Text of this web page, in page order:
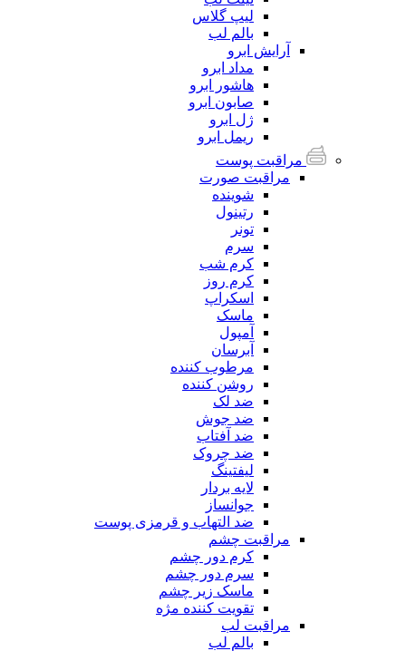
لیپ گلاس
بالم لب
آرایش ابرو
مداد ابرو
هاشور ابرو
صابون ابرو
ژل ابرو
ریمل ابرو
مراقبت پوست
مراقبت صورت
شوینده
رتینول
تونر
سرم
کرم شب
کرم روز
اسکراپ
ماسک
آمپول
آبرسان
مرطوب کننده
روشن کننده
ضد لک
ضد جوش
ضد آفتاب
ضد چروک
لیفتینگ
لایه بردار
جوانساز
ضد التهاب و قرمزی پوست
مراقبت چشم
کرم دور چشم
سرم دور چشم
ماسک زیر چشم
تقویت کننده مژه
مراقبت لب
بالم لب